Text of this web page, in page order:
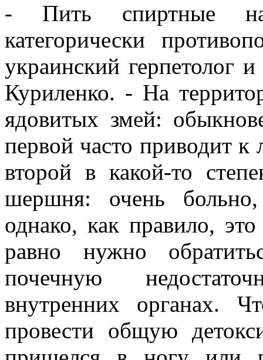
- Пить спиртные
категорически
украинский герпетолог
Куриленко. - На
ядовитых змей:
первой часто приводит к
второй в какой-то
шершня: очень
однако, как правило,
равно нужно
почечную
внутренних органах.
провести общую